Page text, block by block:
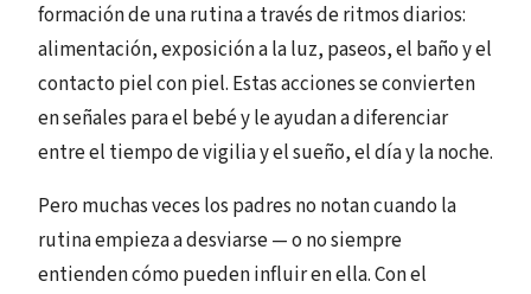
formación de una rutina a través de ritmos diarios:
alimentación, exposición a la luz, paseos, el baño y el
contacto piel con piel. Estas acciones se convierten
en señales para el bebé y le ayudan a diferenciar
entre el tiempo de vigilia y el sueño, el día y la noche.
Pero muchas veces los padres no notan cuando la
rutina empieza a desviarse — o no siempre
entienden cómo pueden influir en ella. Con el